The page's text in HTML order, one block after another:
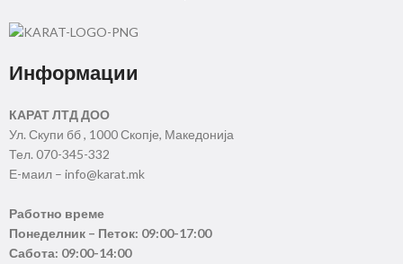
Информации
КАРАТ ЛТД ДОО
Ул. Скупи бб , 1000 Скопје, Македонија
Тел. 070-345-332
Е-маил – info@karat.mk
Работно време
Понеделник – Петок: 09:00-17:00
Сабота: 09:00-14:00